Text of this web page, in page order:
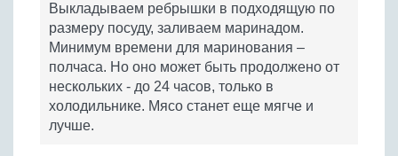
Выкладываем ребрышки в подходящую по
размеру посуду, заливаем маринадом.
Минимум времени для маринования –
полчаса. Но оно может быть продолжено от
нескольких - до 24 часов, только в
холодильнике. Мясо станет еще мягче и
лучше.